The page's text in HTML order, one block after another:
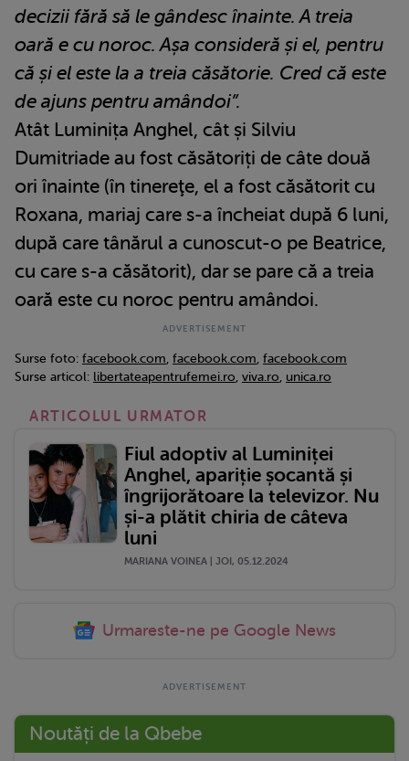
decizii fără să le gândesc înainte. A treia
oară e cu noroc. Așa consideră și el, pentru
că și el este la a treia căsătorie. Cred că este
de ajuns pentru amândoi”.
Atât Luminița Anghel, cât și Silviu
Dumitriade au fost căsătoriți de câte două
ori înainte (în tinereţe, el a fost căsătorit cu
Roxana, mariaj care s-a încheiat după 6 luni,
după care tânărul a cunoscut-o pe Beatrice,
cu care s-a căsătorit), dar se pare că a treia
oară este cu noroc pentru amândoi.
Surse foto: facebook.com facebook.com facebook.com
Surse articol: libertateapentrufemei.ro viva.ro unica.ro
ARTICOLUL URMATOR
Fiul adoptiv al Luminiței
Anghel, apariție șocantă și
îngrijorătoare la televizor. Nu
și-a plătit chiria de câteva
luni
MARIANA VOINEA | JOI, 05.12.2024
Urmareste-ne pe Google News
Noutăți de la Qbebe